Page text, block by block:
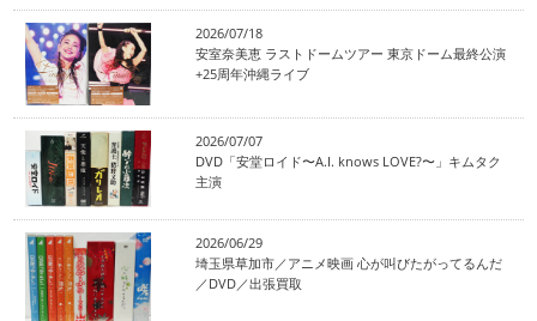
2026/07/18
安室奈美恵 ラストドームツアー 東京ドーム最終公演
+25周年沖縄ライブ
2026/07/07
DVD「安堂ロイド〜A.I. knows LOVE?〜」キムタク
主演
2026/06/29
埼玉県草加市／アニメ映画 心が叫びたがってるんだ
／DVD／出張買取